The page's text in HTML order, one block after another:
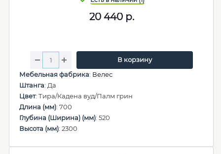
20 440р.
В корзину
Мебельная фабрика: Велес
Штанга: Да
Цвет: Тира/Кадена вуд/Палм грин
Длина (мм): 700
Глубина (Ширина) (мм): 520
Высота (мм): 2300